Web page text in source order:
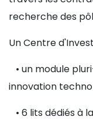
recherche des
Un Centre
• un module
innovation
• 6 lits dédiés à